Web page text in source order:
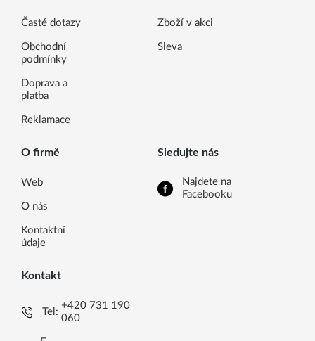
Časté dotazy
Obchodní
podmínky
Doprava a
platba
Reklamace
Zboží v akci
Sleva
O firmě
Web
O nás
Kontaktní
údaje
Sledujte nás
Najdete na
Facebooku
Kontakt
Tel:
+420 731 190
060